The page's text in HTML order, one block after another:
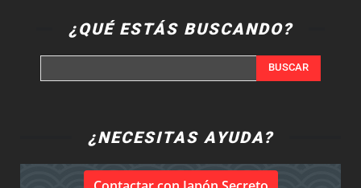
¿QUÉ ESTÁS BUSCANDO?
BUSCAR
¿NECESITAS AYUDA?